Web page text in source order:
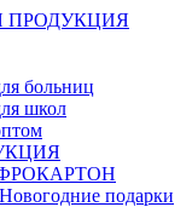
ПРОДУКЦИЯ
больниц
школ
Новогодние подарки